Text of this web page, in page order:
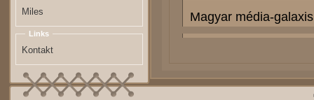
Magyar média-galaxis
Miles
Links
Kontakt